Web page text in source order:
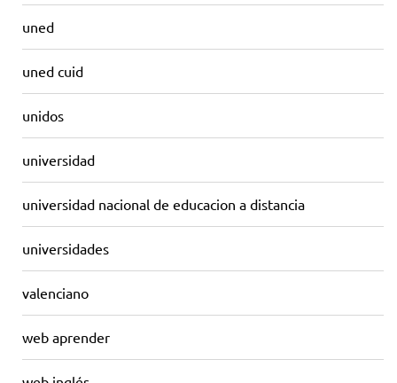
uned
uned cuid
unidos
universidad
universidad nacional de educacion a distancia
universidades
valenciano
web aprender